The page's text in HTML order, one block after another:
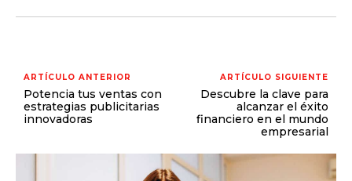
ARTÍCULO ANTERIOR
Potencia tus ventas con
estrategias publicitarias
innovadoras
ARTÍCULO SIGUIENTE
Descubre la clave para
alcanzar el éxito
financiero en el mundo
empresarial